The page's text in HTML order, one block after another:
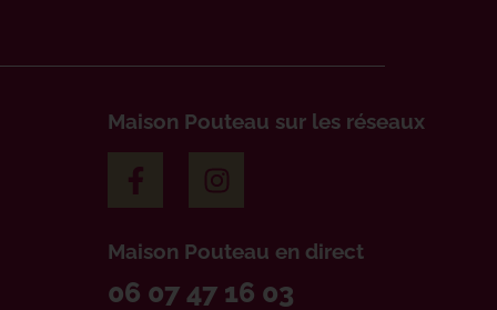
Maison Pouteau sur les réseaux
Maison Pouteau en direct
06 07 47 16 03